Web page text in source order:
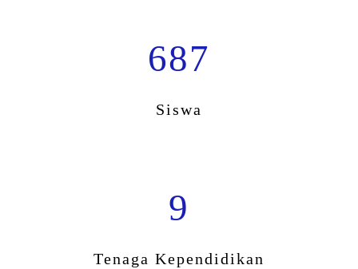
687
Siswa
9
Tenaga Kependidikan